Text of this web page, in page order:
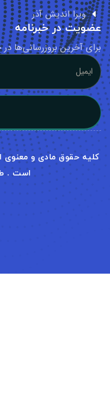
اندیش آذر
در خبرنامه
بروزرسانی‌ها در
مادی و معنوی این سایت
است . طراحی و